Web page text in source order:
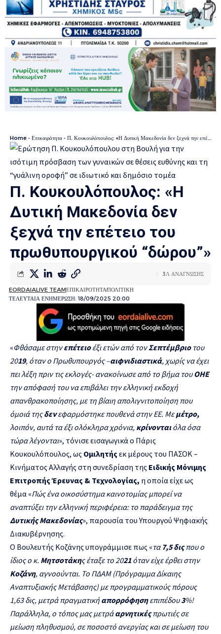
Home - Επικαιρότητα - Π. Κουκουλόπουλος: «Η Δυτική Μακεδονία δεν ξεχνά την επέτειο του πρωθυπουργικού “δώρου”»
Π. Κουκουλόπουλος: «Η
Δυτική Μακεδονία δεν
ξεχνά την επέτειο του
πρωθυπουργικού “δώρου”»
ΤΕΛΕΥΤΑΙΑ ΕΝΗΜΕΡΩΣΗ: 18/09/2025 20:00
EORDAIALIVE TEAMΕΠΙΚΑΙΡΟΤΗΤΑΠΟΛΙΤΙΚΗ
3Λ ΑΝΑΓΝΩΣΗΣ
«Φθάσαμε στην επέτειοέξι ετών από τονΣεπτέμβριο του
2019, όταν ο Πρωθυπουργός –αιφνιδιαστικά, χωρίς να έχει
πει λέξη πριν τις εκλογές- ανακοίνωσε από το βήμα τουΟΗΕ
την απόφασή του να επιβάλει την ελληνική εκδοχή
απανθρακοποίησης, με τη βίαιη απολιγνιτοποίηση που
όμοιά τηςδενεφαρμόστηκε πουθενά στην ΕΕ. Μεμέτρο,
λοιπόν, αυτά τα έξι ολόκληρα χρόνια, κρίνονταιόλα όσα
τώρα λέγονται», τόνισε εισαγωγικά ο Πάρις
Κουκουλόπουλος, ως Ομιλητής εκ μέρους του ΠΑΣΟΚ –
Κινήματος Αλλαγής στη συνεδρίαση της Ειδικής Μόνιμης
Επιτροπής Έρευνας & Τεχνολογίας, η οποία είχε ως
θέμα «Πώς ένα οικοσύστημα καινοτομίας μπορεί να
αναπτύξει την ελληνική περιφέρεια: το παράδειγμα της
Δυτικής Μακεδονίας», παρουσία του Υπουργού Ψηφιακής
Διακυβέρνησης.
Ο Βουλευτής Κοζάνης υπογράμμισε πως «τα 7,5 διςπου ο
ίδιος ο κ. Μητσοτάκης έταξε το 2021 όταν είχε έρθει στην
Κοζάνη, αγνοούνται. Το ΠΔΑΜ (Πρόγραμμα Δίκαιης
Αναπτυξιακής Μετάβασης) με προγραμματικούς πόρους
1,63 δις, μετρά πραγματική απορρόφησηεπιπέδου3%!
Παράλληλα, ο τόπος μας μετράαρνητικέςπρωτιές σε
μείωση πληθυσμού, σε ποσοστό ανεργίας και σε μείωση του